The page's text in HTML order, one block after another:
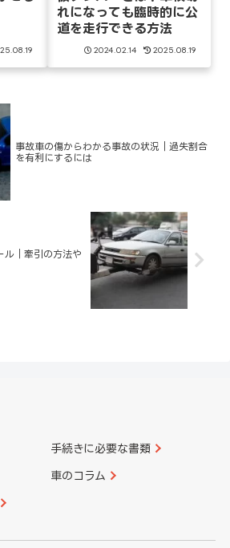
れになっても臨時的に公
道を走行できる方法
2024.02.14 2025.08.19
事故車の傷からわかる事故の状況｜過失割合
を有利にするには
ル｜牽引の方法や
手続きに必要な書類
車のコラム